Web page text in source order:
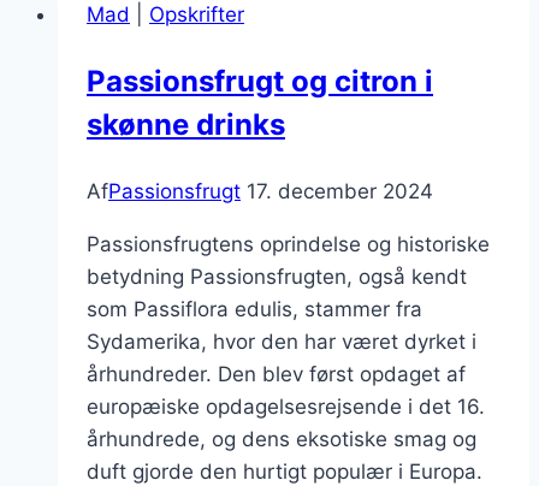
forfriskende
Mad Opskrifter
Passionsfrugt og citron i
skønne drinks
AfPassionsfrugt 17. december 2024
Passionsfrugtens oprindelse og historiske
betydning Passionsfrugten, også kendt
som Passiflora edulis, stammer fra
Sydamerika, hvor den har været dyrket i
århundreder. Den blev først opdaget af
europæiske opdagelsesrejsende i det 16.
århundrede, og dens eksotiske smag og
duft gjorde den hurtigt populær i Europa.